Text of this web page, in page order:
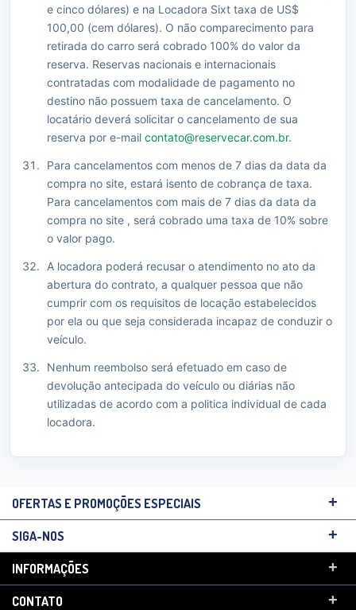
e cinco dólares) e na Locadora Sixt taxa de US$
100,00 (cem dólares). O não comparecimento para
retirada do carro será cobrado 100% do valor da
reserva. Reservas nacionais e internacionais
contratadas com modalidade de pagamento no
destino não possuem taxa de cancelamento. O
locatário deverá solicitar o cancelamento de sua
reserva por e-mail contato@reservecar.com.br.
Para cancelamentos com menos de 7 dias da data da
compra no site, estará isento de cobrança de taxa.
Para cancelamentos com mais de 7 dias da data da
compra no site , será cobrado uma taxa de 10% sobre
o valor pago.
A locadora poderá recusar o atendimento no ato da
abertura do contrato, a qualquer pessoa que não
cumprir com os requisitos de locação estabelecidos
por ela ou que seja considerada incapaz de conduzir o
veículo.
Nenhum reembolso será efetuado em caso de
devolução antecipada do veículo ou diárias não
utilizadas de acordo com a politica individual de cada
locadora.
OFERTAS E PROMOÇÕES ESPECIAIS +
SIGA-NOS +
INFORMAÇÕES +
CONTATO +